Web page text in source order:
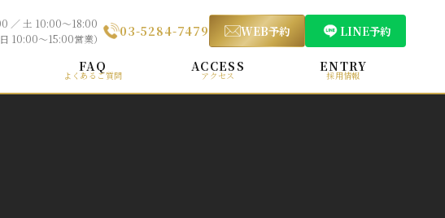
／ 土 10:00〜18:00
10:00〜15:00営業）
03-5284-7479 WEB予約 LINE予約
FAQ
よくあるご質問
ACCESS
アクセス
ENTRY
採用情報